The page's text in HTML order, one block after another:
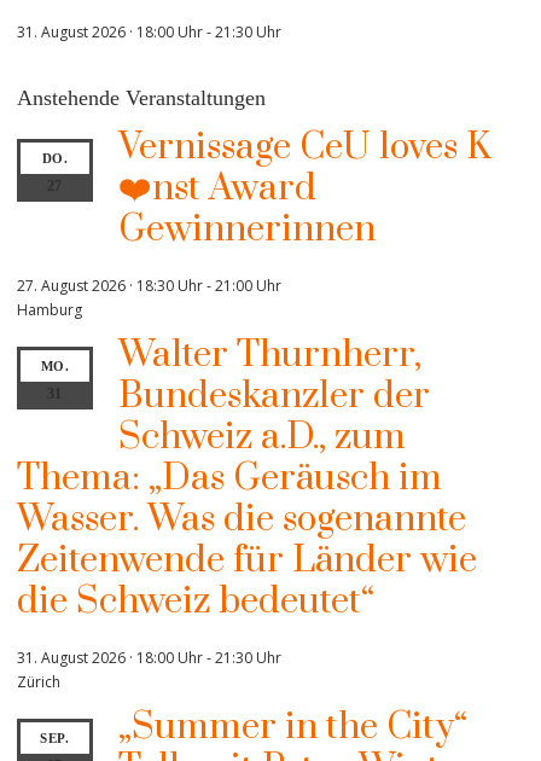
31. August 2026 · 18:00 Uhr-21:30 Uhr
Anstehende Veranstaltungen
DO.
27
Vernissage CeU loves K
❤️nst Award
Gewinnerinnen
27. August 2026 · 18:30 Uhr-21:00 Uhr
Hamburg
MO.
Walter Thurnherr,
Bundeskanzler der
Schweiz a.D., zum
Thema: „Das Geräusch im
Wasser. Was die sogenannte
Zeitenwende für Länder wie
die Schweiz bedeutet“
31. August 2026 · 18:00 Uhr-21:30 Uhr
Zürich
SEP.
„Summer in the City“